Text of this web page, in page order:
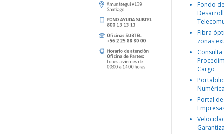
Fondo
Fibra
zonas
Consulta
Cargo
Portal